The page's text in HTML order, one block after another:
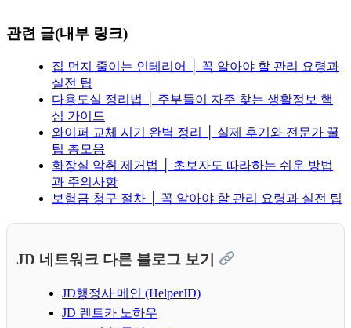
관련 글(내부 링크)
집 먼지 줄이는 인테리어 │ 꼭 알아야 할 관리 요령과
실전 팁
다용도실 정리법 │ 주부들이 자주 찾는 생활정보 핵
심 가이드
와이퍼 교체 시기 완벽 정리 │ 실제 후기와 전문가 꿀
팁 총모음
화장실 악취 제거법 │ 초보자도 따라하는 쉬운 방법
과 주의사항
보험금 청구 절차 │ 꼭 알아야 할 관리 요령과 실전 팁
JD 네트워크 다른 블로그 보기
JD행정사 메인 (HelperJD)
JD 렌트카 노하우